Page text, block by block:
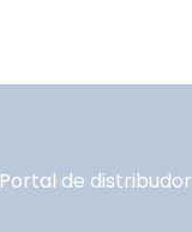
Portal de distribudor